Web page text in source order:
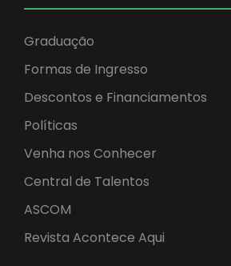
Graduação
Formas de Ingresso
Descontos e Financiamentos
Políticas
Venha nos Conhecer
Central de Talentos
ASCOM
Revista Acontece Aqui